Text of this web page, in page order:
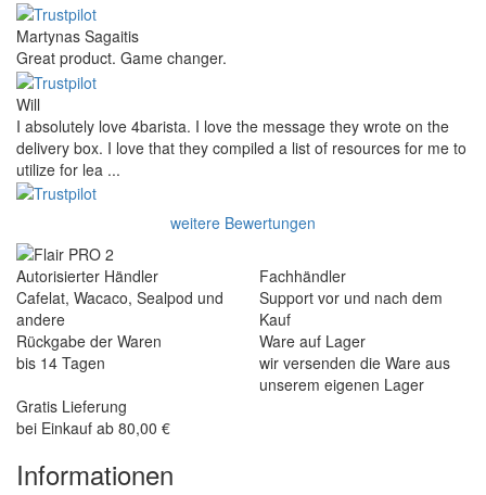
Martynas Sagaitis
Great product. Game changer.
Will
I absolutely love 4barista. I love the message they wrote on the
delivery box. I love that they compiled a list of resources for me to
utilize for lea ...
weitere Bewertungen
Autorisierter Händler
Cafelat, Wacaco, Sealpod und
andere
Fachhändler
Support vor und nach dem
Kauf
Rückgabe der Waren
bis 14 Tagen
Ware auf Lager
wir versenden die Ware aus
unserem eigenen Lager
Gratis Lieferung
bei Einkauf ab 80,00 €
Informationen